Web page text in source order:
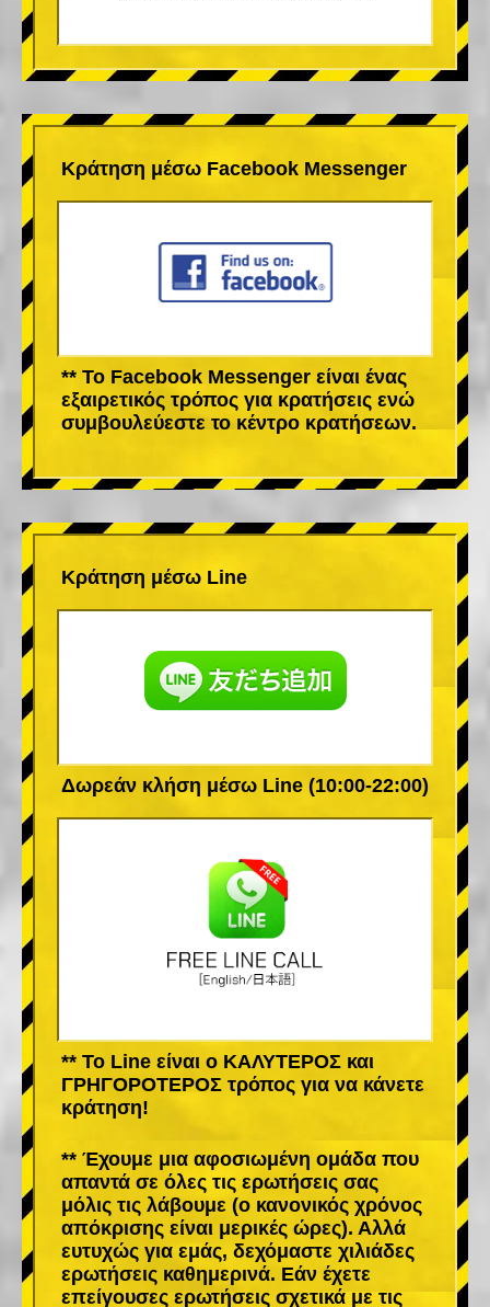
Κράτηση μέσω Facebook Messenger
** Το Facebook Messenger είναι ένας
εξαιρετικός τρόπος για κρατήσεις ενώ
συμβουλεύεστε το κέντρο κρατήσεων.
Κράτηση μέσω Line
Δωρεάν κλήση μέσω Line (10:00-22:00)
** Το Line είναι ο ΚΑΛΥΤΕΡΟΣ και
ΓΡΗΓΟΡΟΤΕΡΟΣ τρόπος για να κάνετε
κράτηση!
** Έχουμε μια αφοσιωμένη ομάδα που
απαντά σε όλες τις ερωτήσεις σας
μόλις τις λάβουμε (ο κανονικός χρόνος
απόκρισης είναι μερικές ώρες). Αλλά
ευτυχώς για εμάς, δεχόμαστε χιλιάδες
ερωτήσεις καθημερινά. Εάν έχετε
επείγουσες ερωτήσεις σχετικά με τις